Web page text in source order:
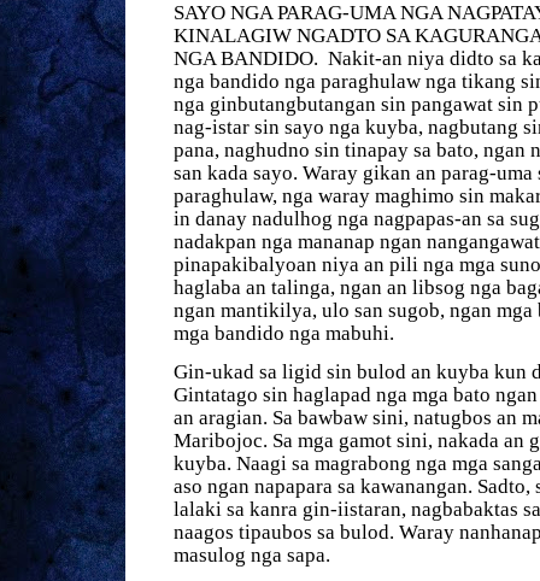
SAYO NGA PARA­­G-UMA NGA
KINALAGIW NGADTO SA
NGA BANDIDO. Nakit-an niya didto sa
nga bandido nga paraghulaw nga tikang
nga ginbutangbutangan sin pangawat sin
nag-istar sin sayo nga kuyba, nagbutang
pana, naghudno sin tinapay sa bato, ngan
san kada sayo. Waray gikan an parag-
paraghulaw, nga waray maghimo sin
in danay nadulhog nga nagpapas-an sa
nadakpan nga mananap ngan
pinapakibalyoan niya an pili nga mga
haglaba an talinga, ngan an libsog nga
ngan mantikilya, ulo san sugob, ngan
mga bandido nga mabuhi.
Gin-ukad sa ligid sin bulod an kuyba kun
Gintatago sin haglapad nga mga bato
an aragian. Sa bawbaw sini, natugbos an
Maribojoc. Sa mga gamot sini, nakada an
kuyba. Naagi sa magrabong nga mga
aso ngan napapara sa kawanangan.
lalaki sa kanra gin-iistaran, nagbabaktas
naagos tipaubos sa bulod. Waray
masulog nga sapa.